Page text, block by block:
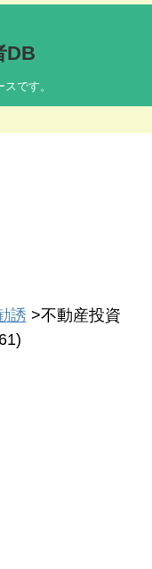
DB
です。
誘 >不動産投資